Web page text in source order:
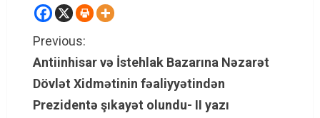
C
o
n
Previous:
Antiinhisar və İstehlak Bazarına Nəzarət
Dövlət Xidmətinin fəaliyyətindən
Prezidentə şıkayət olundu- II yazı